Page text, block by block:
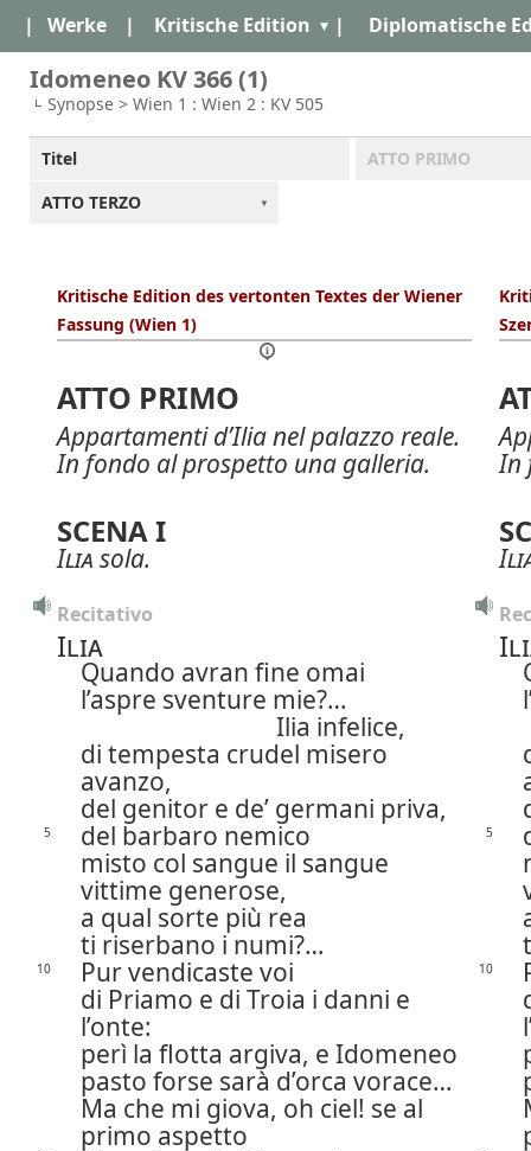
| Werke | Kritische Edition | Diplomatische
Idomeneo KV 366 (1)
Synopse > Wien 1 : Wien 2 : KV 505
Titel
ATTO PRIMO
ATTO TERZO
Kritische Edition des vertonten Textes der Wiener
Fassung (Wien 1)
ATTO PRIMO
Appartamenti d’Ilia nel palazzo reale.
In fondo al prospetto una galleria.
In
SCENA I
Ilia sola.
Recitativo
Ilia
Quando avran fine omai
l’aspre sventure mie?…
Ilia infelice,
di tempesta crudel misero
avanzo,
del genitor e de’ germani priva,
5 del barbaro nemico 5
misto col sangue il sangue
vittime generose,
a qual sorte più rea
ti riserbano i numi?…
10 Pur vendicaste voi 10
di Priamo e di Troia i danni e
l’onte:
perì la flotta argiva, e Idomeneo
pasto forse sarà d’orca vorace…
Ma che mi giova, oh ciel! se al
primo aspetto